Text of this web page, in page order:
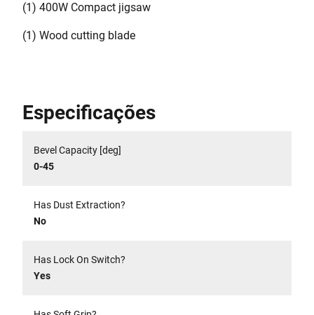
(1) 400W Compact jigsaw
(1) Wood cutting blade
Especificações
Bevel Capacity [deg]
0-45
Has Dust Extraction?
No
Has Lock On Switch?
Yes